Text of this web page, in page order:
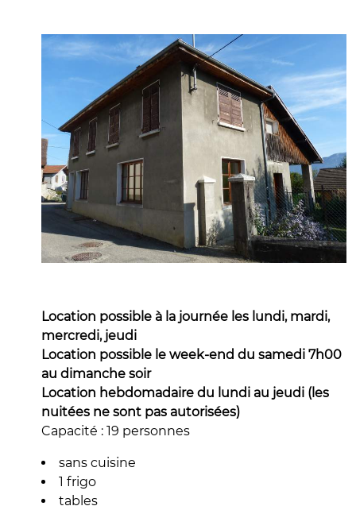
Location possible à la journée les lundi, mardi,
mercredi, jeudi
Location possible le week-end du samedi 7h00
au dimanche soir
Location hebdomadaire du lundi au jeudi (les
nuitées ne sont pas autorisées)
Capacité : 19 personnes
sans cuisine
1 frigo
tables